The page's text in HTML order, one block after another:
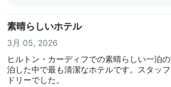
comfort of your room, and our central
something we take great pride in, so it
hear that every member of the team you
contributed positively to your stay. We
your lovely feedback with them. Thank you as well for
素晴らしいホテル
3月 05, 2026
ヒルトン・カーディフでの素晴らしい一泊
泊した中で最も清潔なホテルです。スタッ
ドリーでした。